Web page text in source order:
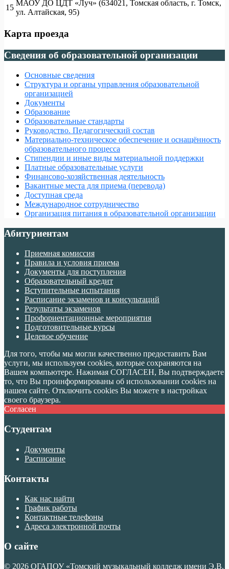
15
МАОУ ДО ЦДТ «Луч» (634021, Томская область, г. Томск,
ул. Алтайская, 95)
Карта проезда
Сведения об образовательной организации
Основные сведения
Структура и органы управления образовательной
организацией
Документы
Образование
Образовательные стандарты
Руководство. Педагогический состав
Материально-техническое обеспечение и оснащённость
образовательного процесса
Стипендии и иные виды материальной поддержки
Платные образовательные услуги
Финансово-хозяйственная деятельность
Вакантные места для приема (перевода)
Доступная среда
Международное сотрудничество
Организация питания в образовательной организации
Абитуриентам
Приемная комиссия
Правила и условия приема
Документы для поступления
Образовательный кредит
Вступительные испытания
Расписание экзаменов и консультаций
Результаты экзаменов
Профориентационные мероприятия
Подготовительные курсы
Целевое обучение
Для того, чтобы мы могли качественно предоставить Вам
услуги, мы используем cookies, которые сохраняются на
Вашем компьютере. Нажимая СОГЛАСЕН, Вы подтверждаете
то, что Вы проинформированы об использовании cookies на
нашем сайте. Отключить cookies Вы можете в настройках
своего браузера.
Согласен
Студентам
Документы
Расписание
Контакты
Как нас найти
График работы
Контактные телефоны
Адреса электронной почты
О сайте
© 2026 ОГАПОУ «Томский музыкальный колледж имени Э.В.